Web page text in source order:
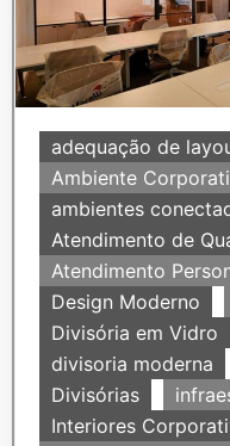
adequação de
Ambiente
ambientes
Atendimento de
Atendimento
Design Moderno
Divisória em Vidro
divisoria moderna
Divisórias
Interiores